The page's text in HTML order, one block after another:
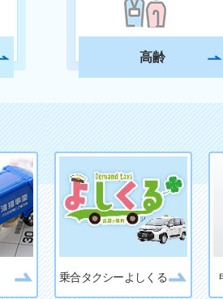
高齢
乗合タクシーよしくる